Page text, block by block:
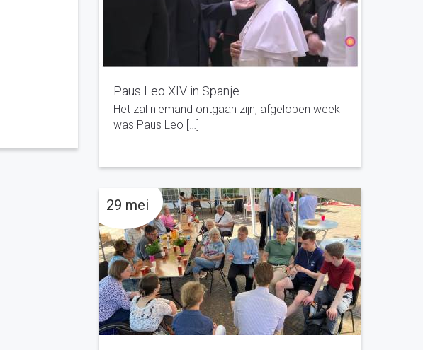
Paus Leo XIV in Spanje
Het zal niemand ontgaan zijn, afgelopen week
was Paus Leo […]
29 mei